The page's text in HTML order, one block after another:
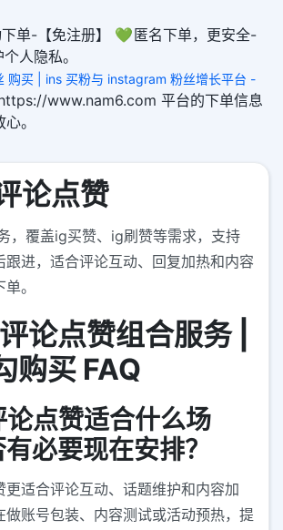
单-【免注册】 💚 匿名下单，更安全-
人隐私。
购买 | ins 买粉与 instagram 粉丝增长平台 -
www.nam6.com 平台的下单信息
。
论点赞
，覆盖ig买赞、ig刷赞等需求，支持
跟进，适合评论互动、回复加热和内容
。
论点赞组合服务 |
购买 FAQ
论点赞适合什么场
必要现在安排？
更适合评论互动、话题维护和内容加
做账号包装、内容测试或活动预热，提